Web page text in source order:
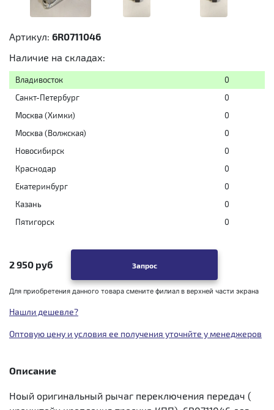
Артикул: 6R0711046
Наличие на складах:
Владивосток
0
Санкт-Петербург
0
Москва (Химки)
0
Москва (Волжская)
0
Новосибирск
0
Краснодар
0
Екатеринбург
0
Казань
0
Пятигорск
0
2 950 руб Запрос
Для приобретения данного товара смените филиал в верхней части экрана
Нашли дешевле?
Оптовую цену и условия ее получения уточнйте у менеджеров
Описание
Ноый оригинальный рычаг переключения передач (